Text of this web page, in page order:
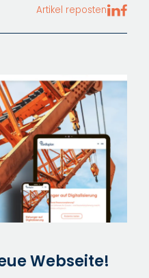
Artikel reposten
Webseite!